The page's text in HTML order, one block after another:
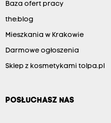
Baza ofert pracy
the:blog
Mieszkania w Krakowie
Darmowe ogłoszenia
Sklep z kosmetykami tolpa.pl
POSŁUCHASZ NAS